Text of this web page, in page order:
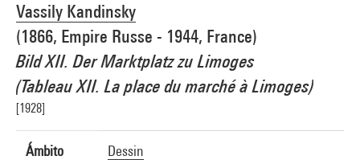
Vassily Kandinsky
(1866, Empire Russe - 1944, France)
Bild XII. Der Marktplatz zu Limoges
(Tableau XII. La place du marché à Limoges)
[1928]
Ámbito Dessin
Créditos fotográficos : Centre Pompidou, MNAM-CCI/Georges Meguerditchian/Dist.
GrandPalaisRmn
Referencia de la imagen : 4N11000
Difusión de la imagen :GrandPalaisRmnPhoto